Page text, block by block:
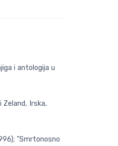
i antologija u
Zeland, Irska,
"Smrtonosno